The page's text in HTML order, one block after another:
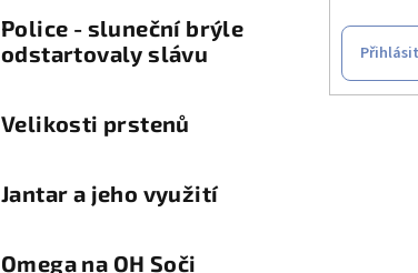
Police - sluneční brýle
odstartovaly slávu
Velikosti prstenů
Jantar a jeho využití
Omega na OH Soči